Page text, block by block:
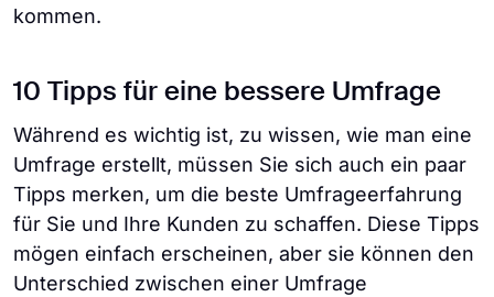
kommen.
10 Tipps für eine bessere Umfrage
Während es wichtig ist, zu wissen, wie man eine
Umfrage erstellt, müssen Sie sich auch ein paar
Tipps merken, um die beste Umfrageerfahrung
für Sie und Ihre Kunden zu schaffen. Diese Tipps
mögen einfach erscheinen, aber sie können den
Unterschied zwischen einer Umfrage